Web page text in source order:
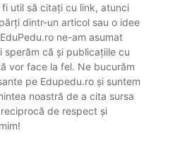
util să citați cu link, atunci
dintr-un articol sau o idee
ne-am asumat
că și publicațiile cu
vor face la fel. Ne bucurăm
pe Edupedu.ro și suntem
noastră de a cita sursa
de respect și